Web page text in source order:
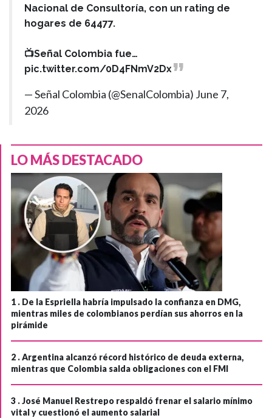
Nacional de Consultoría, con un rating de
hogares de 64477.
📺Señal Colombia fue…
pic.twitter.com/0D4FNmV2Dx
— Señal Colombia (@SenalColombia) June 7,
2026
LO MÁS DESTACADO
1 . De la Espriella habría impulsado la confianza en DMG,
mientras miles de colombianos perdían sus ahorros en la
pirámide
2 .Argentina alcanzó récord histórico de deuda externa,
mientras que Colombia salda obligaciones con el FMI
3 .José Manuel Restrepo respaldó frenar el salario mínimo
vital y cuestionó el aumento salarial